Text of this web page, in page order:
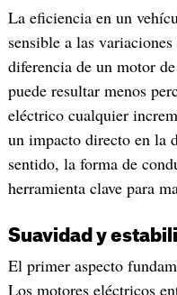
La eficiencia en un
sensible a las
diferencia de un motor
puede resultar menos
eléctrico cualquier
un impacto directo en la
sentido, la forma de
herramienta clave para
Suavidad y
El primer aspecto
Los motores eléctricos